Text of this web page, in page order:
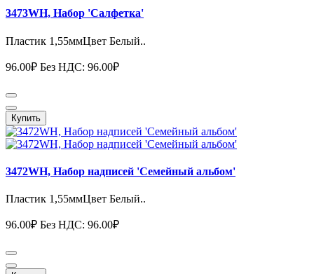
3473WH, Набор 'Салфетка'
Пластик 1,55ммЦвет Белый..
96.00₽ Без НДС: 96.00₽
Купить
3472WH, Набор надписей 'Семейный альбом'
Пластик 1,55ммЦвет Белый..
96.00₽ Без НДС: 96.00₽